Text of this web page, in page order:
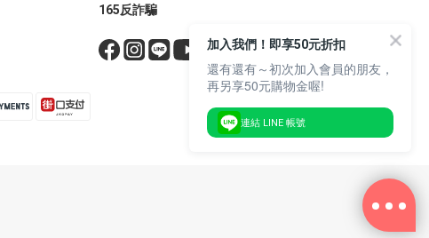
165反詐騙
加入我們！即享50元折扣
還有還有～初次加入會員的朋友，
再另享50元購物金喔!
連結 LINE 帳號